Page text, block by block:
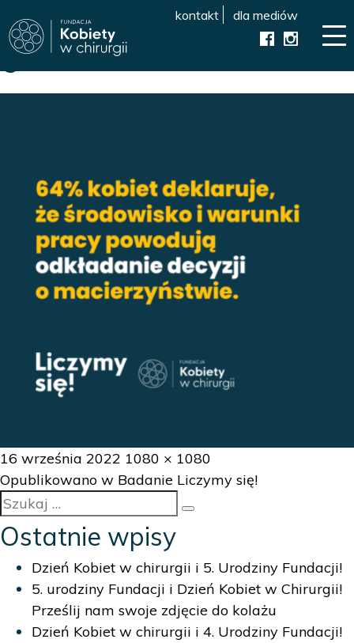
kontakt dla mediów
Następny obrazek
6
Data
publikacji
16 września 2022 Pełny
rozmiar
1080 × 1080
Nawigacja
wpisu
Opublikowano w Badanie Liczymy się!
Szukaj:
Ostatnie wpisy
Dzień Kobiet w chirurgii i 5. Urodziny Fundacji!
5. urodziny Fundacji i Dzień Kobiet w Chirurgii!
Prześlij nam swoje zdjęcie do kolażu
Dzień Kobiet w chirurgii i 4. Urodziny Fundacji!